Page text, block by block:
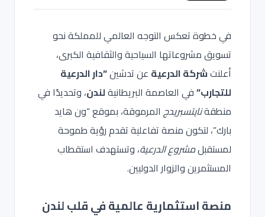
في خطوة تعكس التوجه العالمي للمملكة نحو
تسويق مشروعاتها السياحية والثقافية الكبرى،
أعلنتشركة الدرعية عن تدشين“دار الدرعية
للتجارب”في العاصمة البريطانيةلندن، وتحديدًا في
منطقةنايتسبريدج المرموقة، بموقع “ون هايد
بارك”، لتكون منصة تفاعلية تقدم رؤية طموحة
لمستقبلمشروع الدرعية، وتستهدف استقطاب
المستثمرين والزوار الدوليين.
منصة استثمارية عالمية في قلب لندن